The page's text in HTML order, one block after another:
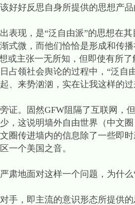
好好反思自身所提供的思想产
现，是“泛自由派”的思想在其
式微，而他们恰恰是形成和传
或主张一无所知，但即使有所
占领社会舆论的过程中，“泛
、来势汹汹，实在让我这样的
。固然GFW阻隔了互联网，
，这说明墙外自由世界（中文
圈传进墙内的信息除了一些即
一个美国之音。
地面对这样一个问题，为什么
，即主流的意识形态所提供的